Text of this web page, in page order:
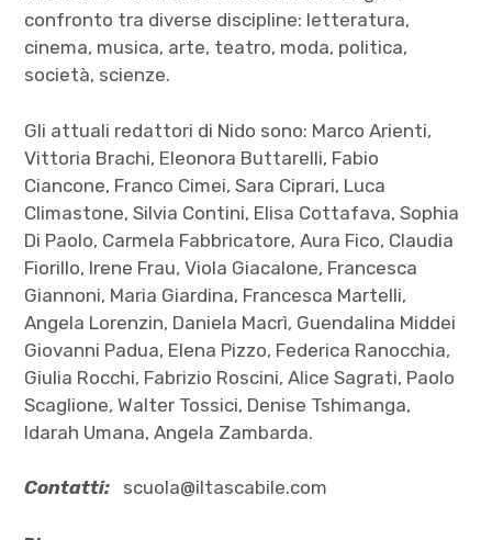
confronto tra diverse discipline: letteratura,
cinema, musica, arte, teatro, moda, politica,
società, scienze.
Gli attuali redattori di Nido sono: Marco Arienti,
Vittoria Brachi, Eleonora Buttarelli, Fabio
Ciancone, Franco Cimei, Sara Ciprari, Luca
Climastone, Silvia Contini, Elisa Cottafava, Sophia
Di Paolo, Carmela Fabbricatore, Aura Fico, Claudia
Fiorillo, Irene Frau, Viola Giacalone, Francesca
Giannoni, Maria Giardina, Francesca Martelli,
Angela Lorenzin, Daniela Macrì, Guendalina Middei
Giovanni Padua, Elena Pizzo, Federica Ranocchia,
Giulia Rocchi, Fabrizio Roscini, Alice Sagrati, Paolo
Scaglione, Walter Tossici, Denise Tshimanga,
Idarah Umana, Angela Zambarda.
Contatti: scuola@iltascabile.com